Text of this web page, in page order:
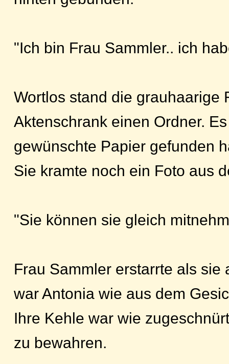
"Ich bin Frau Sammler.. ich
Wortlos stand die grauhaarige
Aktenschrank einen Ordner.
gewünschte Papier gefunden
Sie kramte noch ein Foto aus
"Sie können sie gleich
Frau Sammler erstarrte als
war Antonia wie aus dem
Ihre Kehle war wie
zu bewahren.